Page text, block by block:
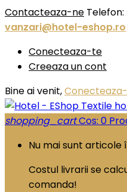
Contacteaza-ne Telefon:
vanzari@hotel-eshop.ro
Conecteaza-te
Creeaza un cont
Bine ai venit,
shopping_cartCos: 0
Nu mai sunt articole
Costul livrarii se
comanda!